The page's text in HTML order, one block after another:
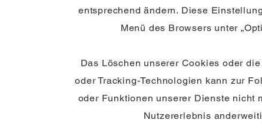
entsprechend ändern. Diese
Menü des Browsers unter
Das Löschen unserer Cookies oder
oder Tracking-Technologien kann zur
oder Funktionen unserer Dienste nicht
Nutzererlebnis